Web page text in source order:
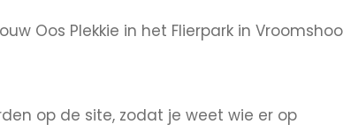
Oos Plekkie in het Flierpark in
op de site, zodat je weet wie er op